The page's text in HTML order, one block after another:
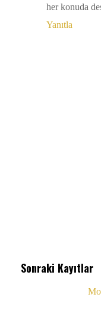
her konuda
Yanıtla
Sonraki Kayıtlar